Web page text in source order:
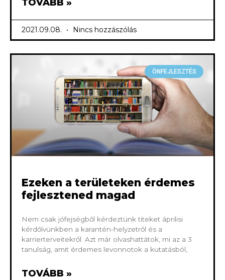
TOVÁBB »
2021.09.08. Nincs hozzászólás
ÖNFEJLESZTÉS
Ezeken a területeken érdemes
fejlesztened magad
Nem csak jófejségből kérdeztünk titeket áprilisi
kérdőívünkben a karantén-helyzetről és a
karrierterveitekről. Azt már olvashattátok, mi az a 3
tanulság, amit érdemes levonnotok a kutatásból,
TOVÁBB »